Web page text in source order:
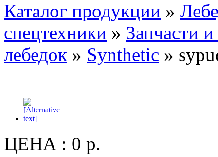
Каталог продукции »
спецтехники » Запчасти
лебедок » Synthetic »
ЦЕНА : 0 р.